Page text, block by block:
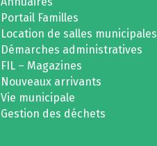
Portail Familles
Location de salles municipales
Démarches administratives
FIL – Magazines
Nouveaux arrivants
Vie municipale
Gestion des déchets